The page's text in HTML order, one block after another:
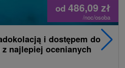
od 486,09 zł
/noc/osoba
i dostępem do
najlepiej ocenianych